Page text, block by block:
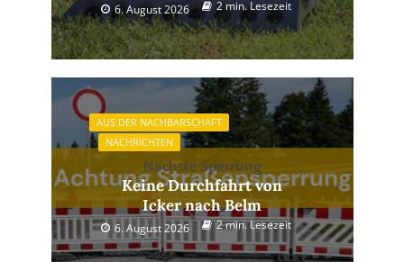
6. August 2026 2 min. Lesezeit
AUS DER NACHBARSCHAFT
NACHRICHTEN
Nächste Sperrung
Keine Durchfahrt von
Icker nach Belm
6. August 2026 2 min. Lesezeit